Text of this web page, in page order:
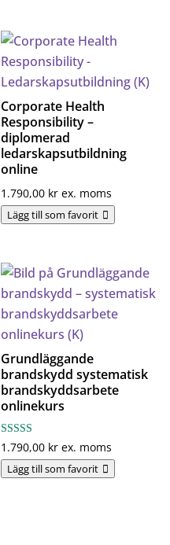
Corporate Health
Responsibility –
diplomerad
ledarskapsutbildning
online
1.790,00 kr ex. moms
Lägg till som favorit
Grundläggande
brandskydd systematisk
brandskyddsarbete
onlinekurs
Betygsa
tt
3.00
av 5
1.790,00 kr ex. moms
Lägg till som favorit